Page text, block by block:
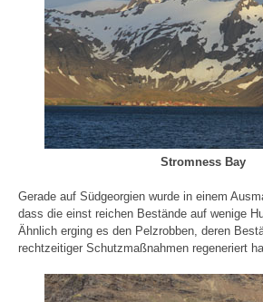
Stromness Bay
Gerade auf Südgeorgien wurde in einem
dass die einst reichen Bestände auf wenige
Ähnlich erging es den Pelzrobben, deren
rechtzeitiger Schutzmaßnahmen regeneriert